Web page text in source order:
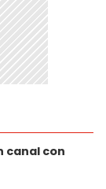
canal con